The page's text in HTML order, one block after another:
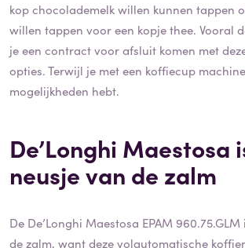
kop chocolademelk willen kunnen tappen
willen tappen voor een kopje thee. Vooral
je een contract voor afsluit komen met
opties. Terwijl je met een koffiecup
mogelijkheden hebt.
De’Longhi Maestosa
neusje van de zalm
De De’Longhi Maestosa EPAM
de zalm, want deze volautomatische